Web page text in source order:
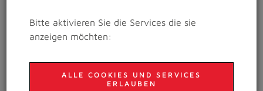
UM 2 MINUTEN
UNTERBOTEN!
Bitte aktivieren Sie die Services die sie
anzeigen möchten:
ALLE COOKIES UND SERVICES
ERLAUBEN